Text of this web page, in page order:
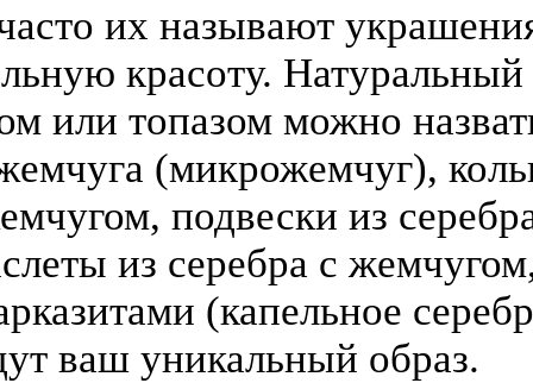
их называют
красоту.
или топазом можно
(микрожемчуг),
подвески из
из серебра с
(капельное
ваш уникальный образ.